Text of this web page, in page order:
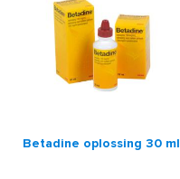
Betadine oplossing 30 ml